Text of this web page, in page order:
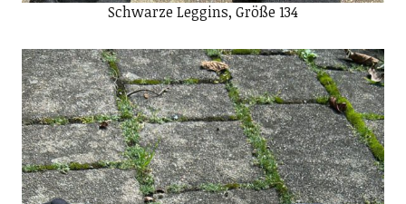
Schwarze Leggins, Größe 134